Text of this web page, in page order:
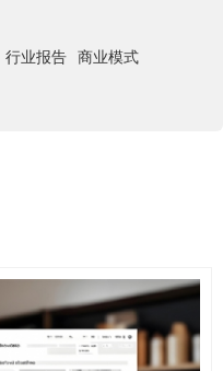
行业报告 商业模式